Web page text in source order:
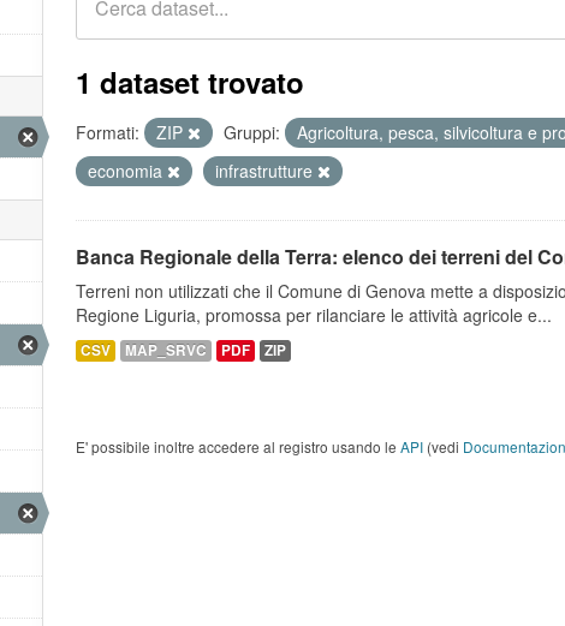
1 dataset trovato
Formati: ZIP Gruppi: Agricoltura, pesca, silvicoltura e
economia
infrastrutture
Banca Regionale della Terra: elenco dei terreni del
Terreni non utilizzati che il Comune di Genova mette a
Regione Liguria, promossa per rilanciare le attività agricole e...
CSV MAP_SRVC PDF ZIP
E' possibile inoltre accedere al registro usando le API (vedi